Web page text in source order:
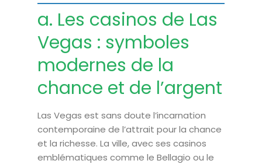
a. Les casinos de Las
Vegas : symboles
modernes de la
chance et de l’argent
Las Vegas est sans doute l’incarnation
contemporaine de l’attrait pour la chance
et la richesse. La ville, avec ses casinos
emblématiques comme le Bellagio ou le